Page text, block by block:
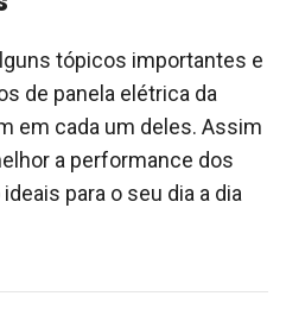
tópicos importantes e
de panela elétrica da
em cada um deles. Assim
a performance dos
para o seu dia a dia